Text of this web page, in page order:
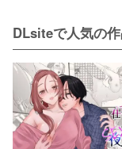
DLsiteで人気の